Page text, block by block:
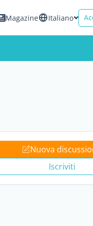
Magazine Italiano
Nuova
Iscriviti